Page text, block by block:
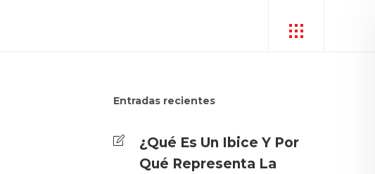
Entradas recientes
¿Qué Es Un Ibice Y Por
Qué Representa La